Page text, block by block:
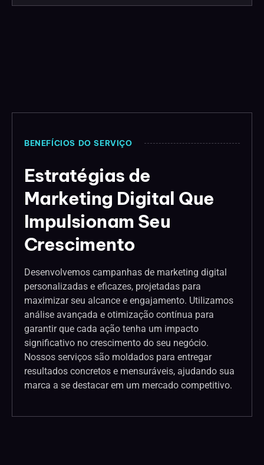
BENEFÍCIOS DO SERVIÇO
Estratégias de
Marketing Digital Que
Impulsionam Seu
Crescimento
Desenvolvemos campanhas de marketing digital
personalizadas e eficazes, projetadas para
maximizar seu alcance e engajamento. Utilizamos
análise avançada e otimização contínua para
garantir que cada ação tenha um impacto
significativo no crescimento do seu negócio.
Nossos serviços são moldados para entregar
resultados concretos e mensuráveis, ajudando sua
marca a se destacar em um mercado competitivo.